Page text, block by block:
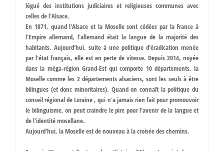
légué des institutions judiciaires et religieuses communes avec
celles de l'Alsace.
En 1871, quand l'Alsace et la Moselle sont cédées par la France à
l'Empire allemand, l'allemand était la langue de la majorité des
habitants. Aujourd'hui, suite à une politique d'éradication menée
par l'état français, elle est en perte de vitesse. Depuis 2014, noyée
dans la méga-région Grand-Est qui comporte 10 départements, la
Moselle comme les 2 départements alsaciens, sont les seuls à être
bilingues (et donc minoritaires). Quand on connaît la politique du
conseil régional de Loraine , qui n'a jamais rien fait pour promouvoir
le bilinguisme, on peut craindre le pire pour l'avenir de la langue et
de l'identité mosellane.
Aujourd'hui, la Moselle est de nouveau à la croisée des chemins.